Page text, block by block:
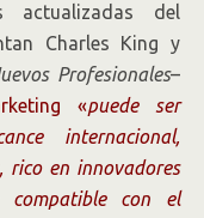
actualizadas del
Charles King y
Profesionales–
«puede ser
internacional,
rico en innovadores
compatible con el